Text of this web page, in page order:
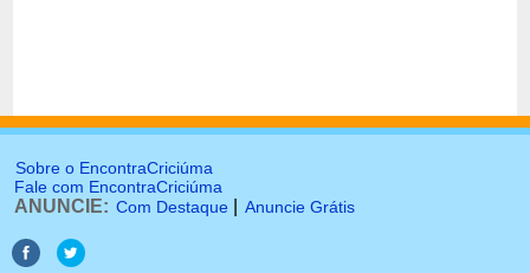
Sobre o EncontraCriciúma
Fale com EncontraCriciúma
ANUNCIE: Com Destaque Anuncie Grátis